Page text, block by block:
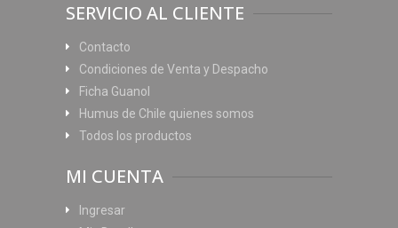
SERVICIO AL CLIENTE
Contacto
Condiciones de Venta y Despacho
Ficha Guanol
Humus de Chile quienes somos
Todos los productos
MI CUENTA
Ingresar